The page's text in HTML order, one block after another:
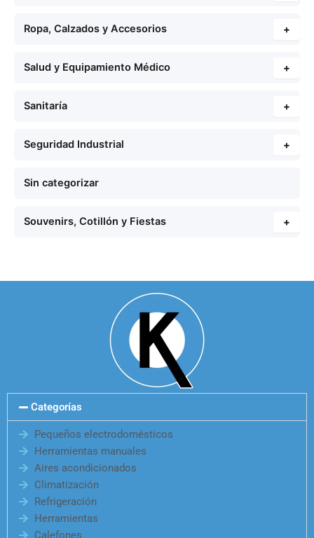
Ropa, Calzados y Accesorios +
Salud y Equipamiento Médico +
Sanitaría +
Seguridad Industrial +
Sin categorizar
Souvenirs, Cotillón y Fiestas +
Categorías
Pequeños electrodomésticos
Herramientas manuales
Aires acondicionados
Climatización
Refrigeración
Herramientas
Calefones